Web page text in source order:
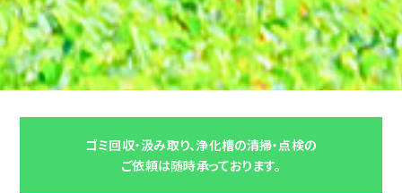
ゴミ回収・汲み取り、浄化槽の清掃・点検の
ご依頼は随時承っております。